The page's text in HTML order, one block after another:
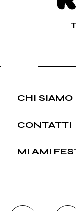
CHI SIAMO
CONTATTI
MI AMI